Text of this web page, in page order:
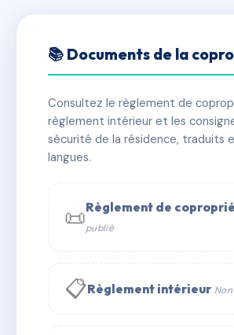
82/84 Edmond
✓ Immatriculée 🏠 23 lots 🏗 1
📞 Contacter Syndic Digital
📚 Documents de la
Consultez le règlement de
règlement intérieur et les
sécurité de la résidence, traduits
langues.
📜Règlement de
publié
📋Règlement intérieur